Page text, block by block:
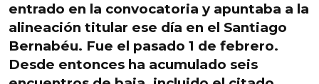
entrado en la convocatoria y apuntaba a la
alineación titular ese día en el Santiago
Bernabéu. Fue el pasado 1 de febrero.
Desde entonces ha acumulado seis